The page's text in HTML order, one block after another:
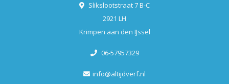
Slikslootstraat 7 B-C
2921 LH
Krimpen aan den IJssel
06-57957329
info@altijdverf.nl